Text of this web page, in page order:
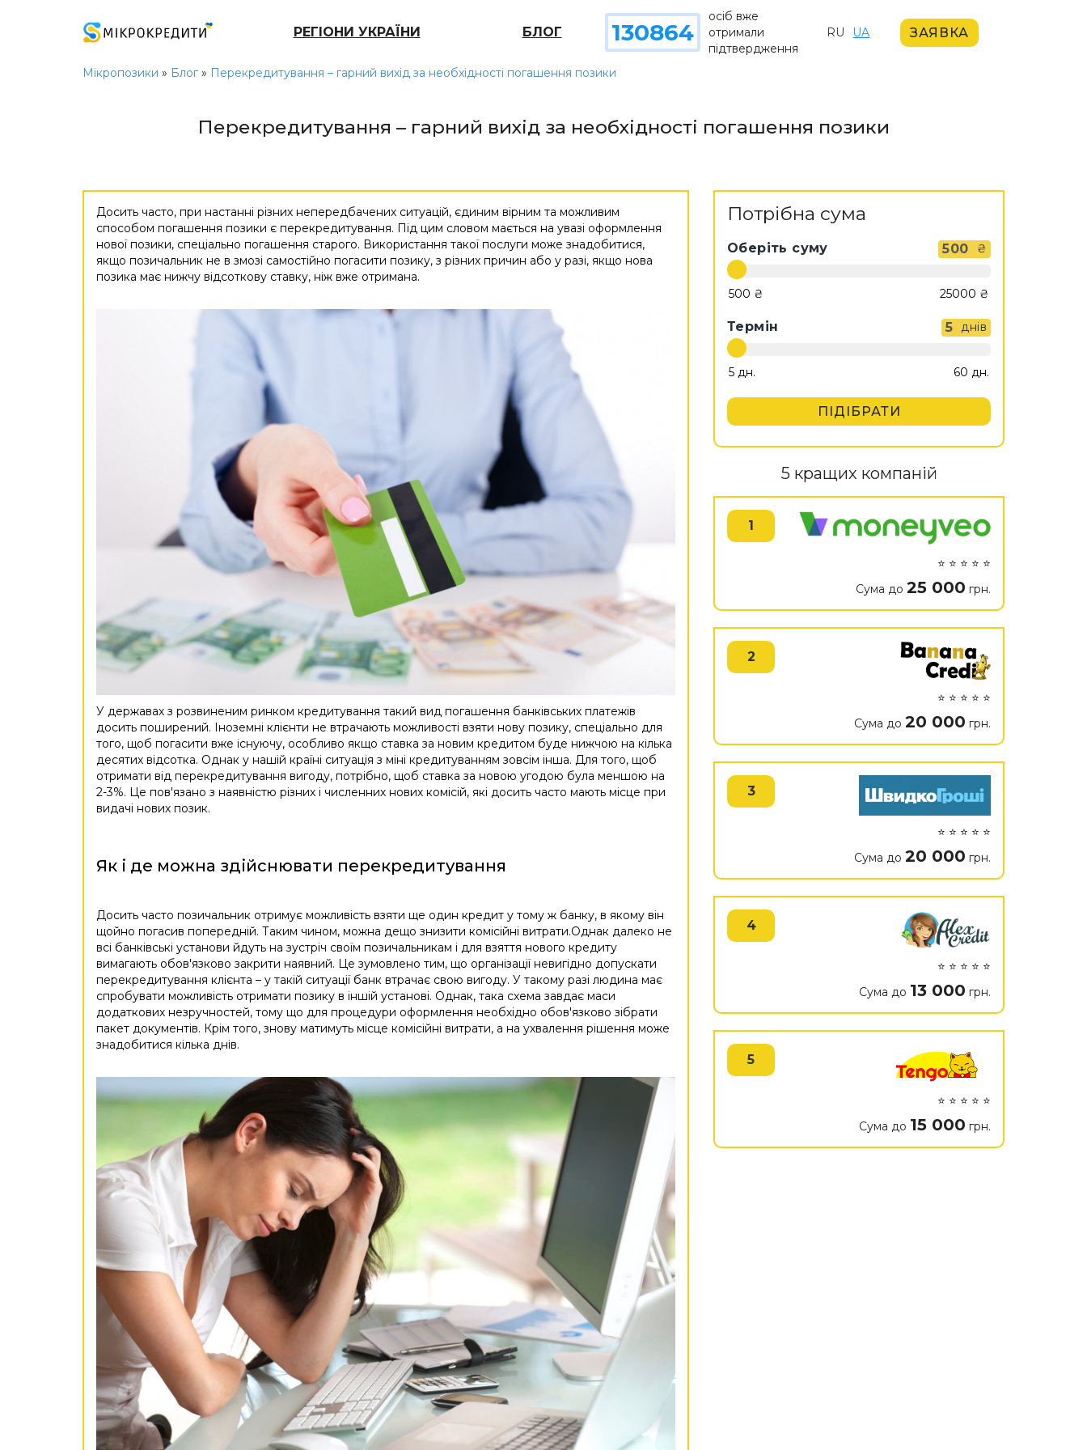
РЕГІОНИ УКРАЇНИ БЛОГ 130864
осіб вже
отримали
підтвердження
RU UA ЗАЯВКА
Мікропозики » Блог» Перекредитування – гарний вихід за необхідності погашення позики
Перекредитування – гарний вихід за необхідності погашення позики
Досить часто, при настанні різних непередбачених ситуацій, єдиним вірним та можливим
способом погашення позики є перекредитування. Під цим словом мається на увазі оформлення
нової позики, спеціально погашення старого. Використання такої послуги може знадобитися,
якщо позичальник не в змозі самостійно погасити позику, з різних причин або у разі, якщо нова
позика має нижчу відсоткову ставку, ніж вже отримана.
У державах з розвиненим ринком кредитування такий вид погашення банківських платежів
досить поширений. Іноземні клієнти не втрачають можливості взяти нову позику, спеціально для
того, щоб погасити вже існуючу, особливо якщо ставка за новим кредитом буде нижчою на кілька
десятих відсотка. Однак у нашій країні ситуація з міні кредитуванням зовсім інша. Для того, щоб
отримати від перекредитування вигоду, потрібно, щоб ставка за новою угодою була меншою на
2-3%. Це пов'язано з наявністю різних і численних нових комісій, які досить часто мають місце при
видачі нових позик.
Як і де можна здійснювати перекредитування
Досить часто позичальник отримує можливість взяти ще один кредит у тому ж банку, в якому він
щойно погасив попередній. Таким чином, можна дещо знизити комісійні витрати.Однак далеко не
всі банківські установи йдуть на зустріч своїм позичальникам і для взяття нового кредиту
вимагають обов'язково закрити наявний. Це зумовлено тим, що організації невигідно допускати
перекредитування клієнта – у такій ситуації банк втрачає свою вигоду. У такому разі людина має
спробувати можливість отримати позику в іншій установі. Однак, така схема завдає маси
додаткових незручностей, тому що для процедури оформлення необхідно обов'язково зібрати
пакет документів. Крім того, знову матимуть місце комісійні витрати, а на ухвалення рішення може
знадобитися кілька днів.
Потрібна сума
Оберіть суму 500 ₴
Термін 5 днів
ПІДІБРАТИ
5 кращих компаній
1
⭐ ⭐ ⭐ ⭐ ⭐
Сума до 25 000 грн.
2
⭐ ⭐ ⭐ ⭐ ⭐
Сума до 20 000 грн.
3
⭐ ⭐ ⭐ ⭐ ⭐
Сума до 20 000 грн.
4
⭐ ⭐ ⭐ ⭐ ⭐
Сума до 13 000 грн.
5
⭐ ⭐ ⭐ ⭐ ⭐
Сума до 15 000 грн.